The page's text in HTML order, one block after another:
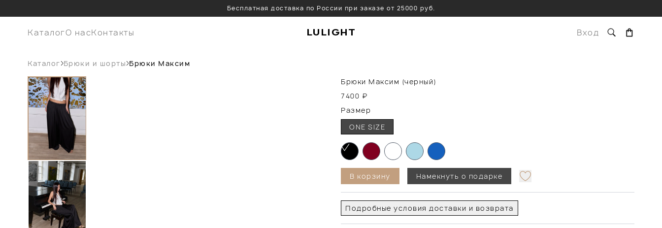
Бесплатная доставка по России при заказе от 25000 руб.
КаталогО насКонтакты LULIGHT Вход
Каталог Брюки и шорты Брюки Максим
Брюки Максим (черный)
7400 ₽
Размер
ONE SIZE
В корзину Намекнуть о подарке
Подробные условия доставки и возврата